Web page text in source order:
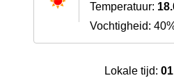
Temperatuur:
Vochtigheid:
Lokale tijd: